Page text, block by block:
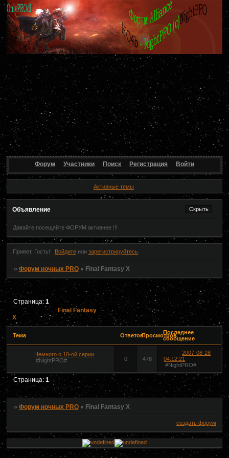
Форум Участники Поиск Регистрация Войти
Активные темы
Объявление
Давайте посещяйте ФОРУМ активнее !!!
Привет, Гость! Войдитеили зарегистрируйтесь.
» Форум ночных PRO » Final Fantasy X
Final Fantasy
X
Страница: 1
Тема ОтветовПросмотровПоследнее
сообщение
Немного о 10-ой серии
#NightPRO#
0 478
2007-08-28
04:12:21
#NightPRO#
Страница:1
» Форум ночных PRO » Final Fantasy X
создать форум